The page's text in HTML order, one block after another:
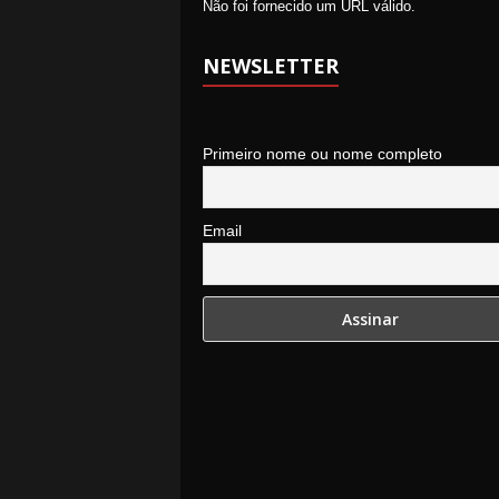
Não foi fornecido um URL válido.
NEWSLETTER
Primeiro nome ou nome completo
Email